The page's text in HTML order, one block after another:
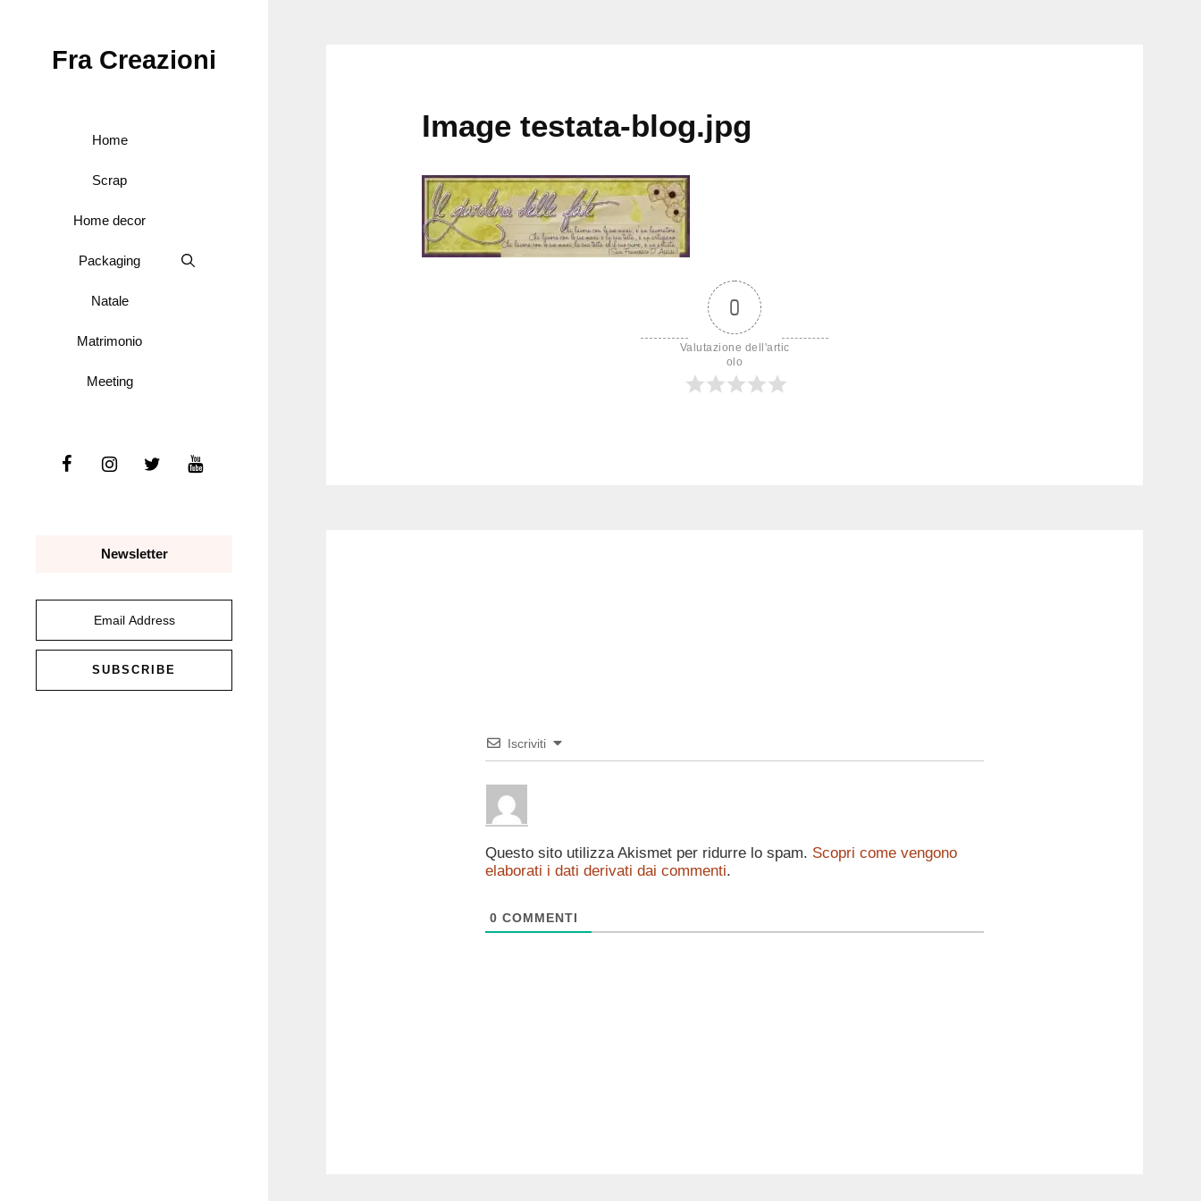
Fra Creazioni
Home
Scrap
Home decor
Packaging
Natale
Matrimonio
Meeting
Newsletter
Image testata-blog.jpg
0
Valutazione dell'artic
olo
Iscriviti
Questo sito utilizza Akismet per ridurre lo spam. Scopri come vengono
elaborati i dati derivati dai commenti.
0 COMMENTI